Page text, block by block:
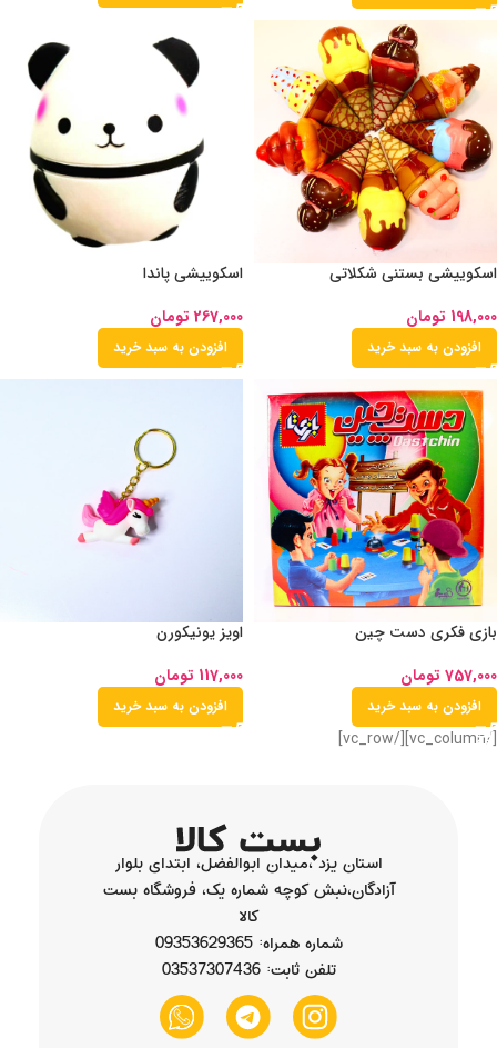
اسکوییشی بستنی شکلاتی
198,000 تومان
افزودن به سبد خرید
اسکوییشی پاندا
267,000 تومان
افزودن به سبد خرید
بازی فکری دست چین
757,000 تومان
افزودن به سبد خرید
اویز یونیکورن
117,000 تومان
افزودن به سبد خرید
[/vc_column][/vc_row]
استان یزد ،میدان ابوالفضل، ابتدای بلوار
آزادگان،نبش کوچه شماره یک، فروشگاه بست
کالا
شماره همراه: 09353629365
تلفن ثابت: 03537307436